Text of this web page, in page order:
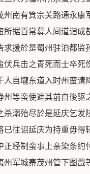
州南有箕宗关路通永康
所据百常募人间道诣成
求援於是蜀州驻泊都监
伏兵击之青死而士卒死
人自壠东道入时州蛮请
州等蛮使遮其前自後驱
杀溺殆尽於是延庆乞发
已往诏延庆为持重毋得
正经制蛮事上亲染条约
州军城寨茂州管下图戬